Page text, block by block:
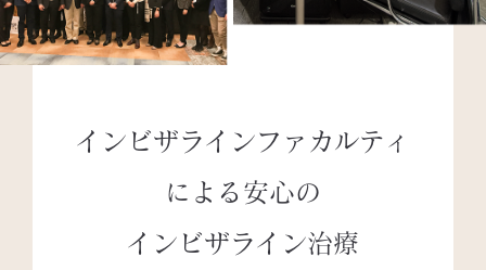
インビザラインファカルティ
による 安心の
インビザライン治療